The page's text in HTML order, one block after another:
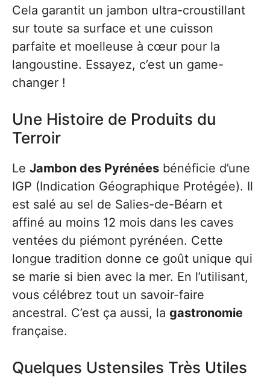
Cela garantit un jambon ultra-croustillant
sur toute sa surface et une cuisson
parfaite et moelleuse à cœur pour la
langoustine. Essayez, c’est un game-
changer !
Une Histoire de Produits du
Terroir
Le Jambon des Pyrénées bénéficie d’une
IGP (Indication Géographique Protégée). Il
est salé au sel de Salies-de-Béarn et
affiné au moins 12 mois dans les caves
ventées du piémont pyrénéen. Cette
longue tradition donne ce goût unique qui
se marie si bien avec la mer. En l’utilisant,
vous célébrez tout un savoir-faire
ancestral. C’est ça aussi, la gastronomie
française.
Quelques Ustensiles Très Utiles